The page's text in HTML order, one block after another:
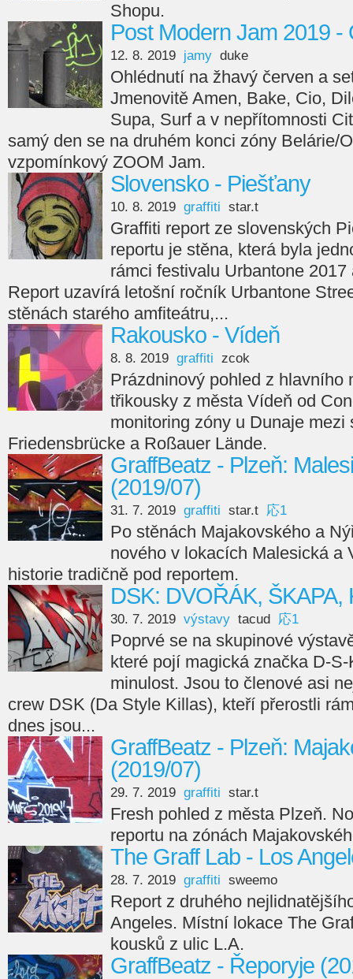
Shopu.
Post Modern Jam 2019 -
12. 8. 2019 jamy duke
Ohlédnutí na žhavý červen a
Jmenovitě Amen, Bake, Cio,
Supa, Surf a v nepřítomnosti
samý den se na druhém konci zóny Belárie/
vzpomínkový ZOOM Jam.
Slovensko - Piešťany
10. 8. 2019 graffiti star.t
Graffiti report ze slovenských
reportu je stěna, která byla
rámci festivalu Urbantone
Report uzavírá letošní ročník Urbantone
stěnách starého amfiteátru,...
Rakousko - Vídeň
8. 8. 2019 graffiti zcok
Prázdninový pohled z hlavního
třikousky z města Vídeň od
monitoring zóny u Dunaje mezi
Friedensbrücke a Roßauer Lände.
GraffBeatz - Plzeň:
(2019/07)
31. 7. 2019 graffiti star.t 応1
Po stěnách Majakovského a
nového v lokacích Malesická a
historie tradičně pod reportem.
DSK: DVOŘÁK, ŠKAPA,
30. 7. 2019 výstavy tacud 応1
Poprvé se na skupinové
které pojí magická značka D-
minulost. Jsou to členové asi
crew DSK (Da Style Killas), kteří přerostli
dnes jsou...
GraffBeatz - Plzeň:
(2019/07)
29. 7. 2019 graffiti star.t
Fresh pohled z města Plzeň.
reportu na zónách
The Graff Lab - Los
28. 7. 2019 graffiti sweemo
Report z druhého
Angeles. Místní lokace The
kousků z ulic L.A.
GraffBeatz - Řeporyje